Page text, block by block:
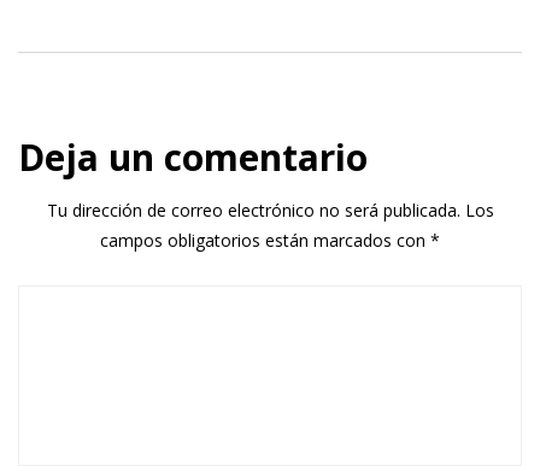
Deja un comentario
Tu dirección de correo electrónico no será publicada. Los
campos obligatorios están marcados con *